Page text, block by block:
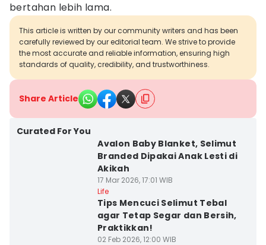
bertahan lebih lama.
This article is written by our community writers and has been
carefully reviewed by our editorial team. We strive to provide
the most accurate and reliable information, ensuring high
standards of quality, credibility, and trustworthiness.
Share Article
Curated For You
⁠Avalon Baby Blanket, Selimut
Branded Dipakai Anak Lesti di
Akikah
17 Mar 2026, 17:01 WIB
Life
Tips Mencuci Selimut Tebal
agar Tetap Segar dan Bersih,
Praktikkan!
02 Feb 2026, 12:00 WIB